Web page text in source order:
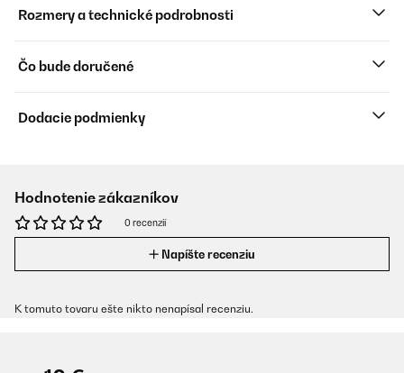
Rozmery a technické podrobnosti
Čo bude doručené
Dodacie podmienky
Hodnotenie zákazníkov
0 recenzií
Napíšte recenziu
K tomuto tovaru ešte nikto nenapísal recenziu.